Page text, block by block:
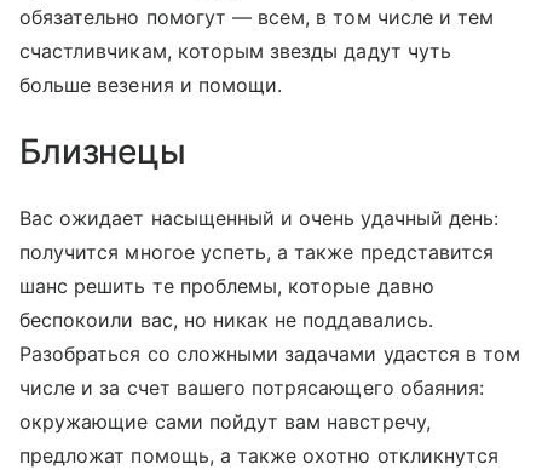
обязательно помогут — всем, в том числе и тем
счастливчикам, которым звезды дадут чуть
больше везения и помощи.
Близнецы
Вас ожидает насыщенный и очень удачный день:
получится многое успеть, а также представится
шанс решить те проблемы, которые давно
беспокоили вас, но никак не поддавались.
Разобраться со сложными задачами удастся в том
числе и за счет вашего потрясающего обаяния:
окружающие сами пойдут вам навстречу,
предложат помощь, а также охотно откликнутся